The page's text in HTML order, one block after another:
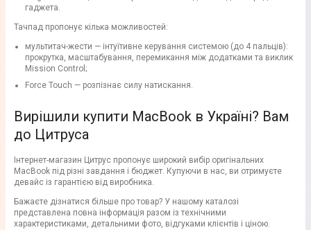
гаджета.
Тачпад пропонує кілька можливостей:
мультитач-жести — інтуїтивне керування системою (до 4 пальців):
прокрутка, масштабування, перемикання між додатками та виклик
Mission Control;
Force Touch — розпізнає силу натискання.
Вирішили купити MacBook в Україні? Вам
до Цитруса
Інтернет-магазин Цитрус пропонує широкий вибір оригінальних
MacBook під різні завдання і бюджет. Купуючи в нас, ви отримуєте
девайс із гарантією від виробника.
Бажаєте дізнатися більше про товар? У нашому каталозі
представлена повна інформація разом із технічними
характеристиками, детальними фото, відгуками клієнтів і ціною.